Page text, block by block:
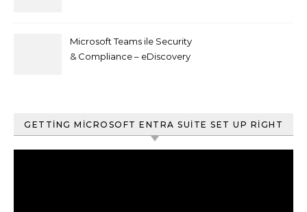
Microsoft Teams ile Security
& Compliance – eDiscovery
GETTING MICROSOFT ENTRA SUITE SET UP RIGHT